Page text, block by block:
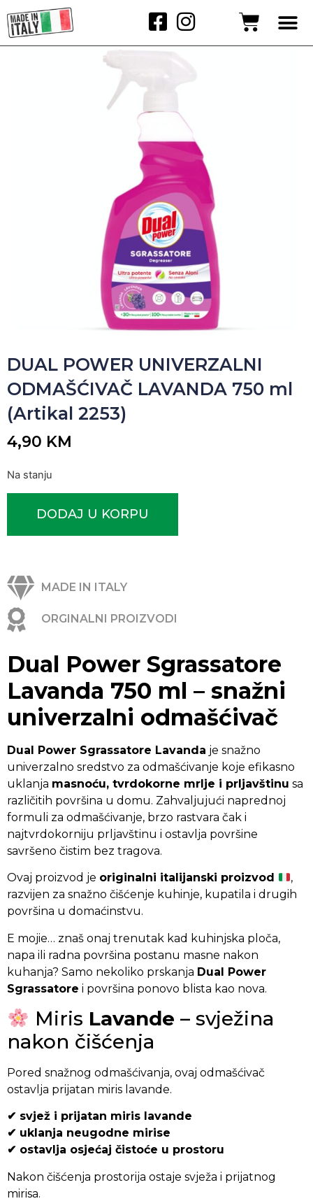
DUAL POWER UNIVERZALNI
ODMAŠĆIVAČ LAVANDA 750 ml
(Artikal 2253)
4,90 KM
Na stanju
DODAJ U KORPU
MADE IN ITALY
ORGINALNI PROIZVODI
Dual Power Sgrassatore
Lavanda 750 ml – snažni
univerzalni odmašćivač
Dual Power Sgrassatore Lavanda je snažno
univerzalno sredstvo za odmašćivanje koje efikasno
uklanja masnoću, tvrdokorne mrlje i prljavštinu sa
različitih površina u domu. Zahvaljujući naprednoj
formuli za odmašćivanje, brzo rastvara čak i
najtvrdokorniju prljavštinu i ostavlja površine
savršeno čistim bez tragova.
Ovaj proizvod je originalni italijanski proizvod
,
razvijen za snažno čišćenje kuhinje, kupatila i drugih
površina u domaćinstvu.
E mojie… znaš onaj trenutak kad kuhinjska ploča,
napa ili radna površina postanu masne nakon
kuhanja? Samo nekoliko prskanja Dual Power
Sgrassatore i površina ponovo blista kao nova.
Miris Lavande – svježina
nakon čišćenja
Pored snažnog odmašćivanja, ovaj odmašćivač
ostavlja prijatan miris lavande.
✔ svjež i prijatan miris lavande
✔ uklanja neugodne mirise
✔ ostavlja osjećaj čistoće u prostoru
Nakon čišćenja prostorija ostaje svježa i prijatnog
mirisa.